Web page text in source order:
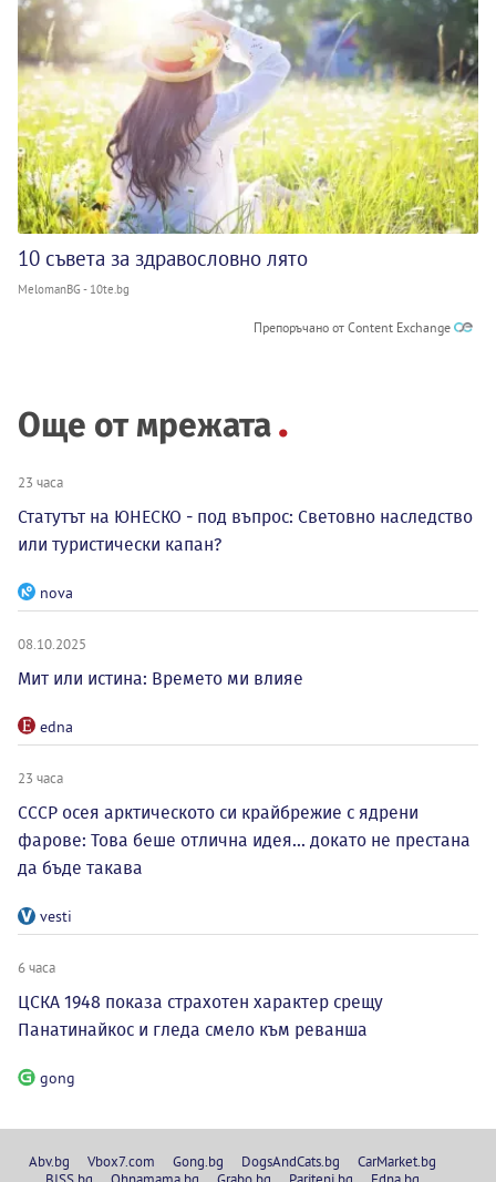
10 съвета за здравословно лято
MelomanBG - 10te.bg
Препоръчано от Content Exchange
Още от мрежата
23 часа
Статутът на ЮНЕСКО - под въпрос: Световно наследство
или туристически капан?
nova
08.10.2025
Мит или истина: Времето ми влияе
edna
23 часа
СССР осея арктическото си крайбрежие с ядрени
фарове: Това беше отлична идея... докато не престана
да бъде такава
vesti
6 часа
ЦСКА 1948 показа страхотен характер срещу
Панатинайкос и гледа смело към реванша
gong
Abv.bg Vbox7.com Gong.bg DogsAndCats.bg
CarMarket.bg